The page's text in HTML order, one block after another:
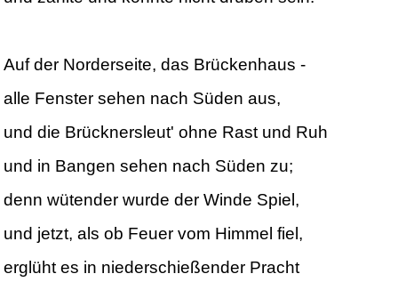
Auf der Norderseite, das Brückenhaus -
alle Fenster sehen nach Süden aus,
und die Brücknersleut' ohne Rast und Ruh
und in Bangen sehen nach Süden zu;
denn wütender wurde der Winde Spiel,
und jetzt, als ob Feuer vom Himmel fiel,
erglüht es in niederschießender Pracht